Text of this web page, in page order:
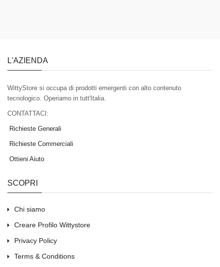
L'AZIENDA
WittyStore si occupa di prodotti emergenti con alto contenuto
tecnologico. Operiamo in tutt'Italia.
CONTATTACI:
Richieste Generali
Richieste Commerciali
Ottieni Aiuto
SCOPRI
Chi siamo
Creare Profilo Wittystore
Privacy Policy
Terms & Conditions